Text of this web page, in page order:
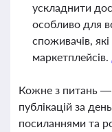
ускладнити
особливо для
споживачів,
маркетплейсів.
Кожне з питань —
публікацій за
посиланнями та